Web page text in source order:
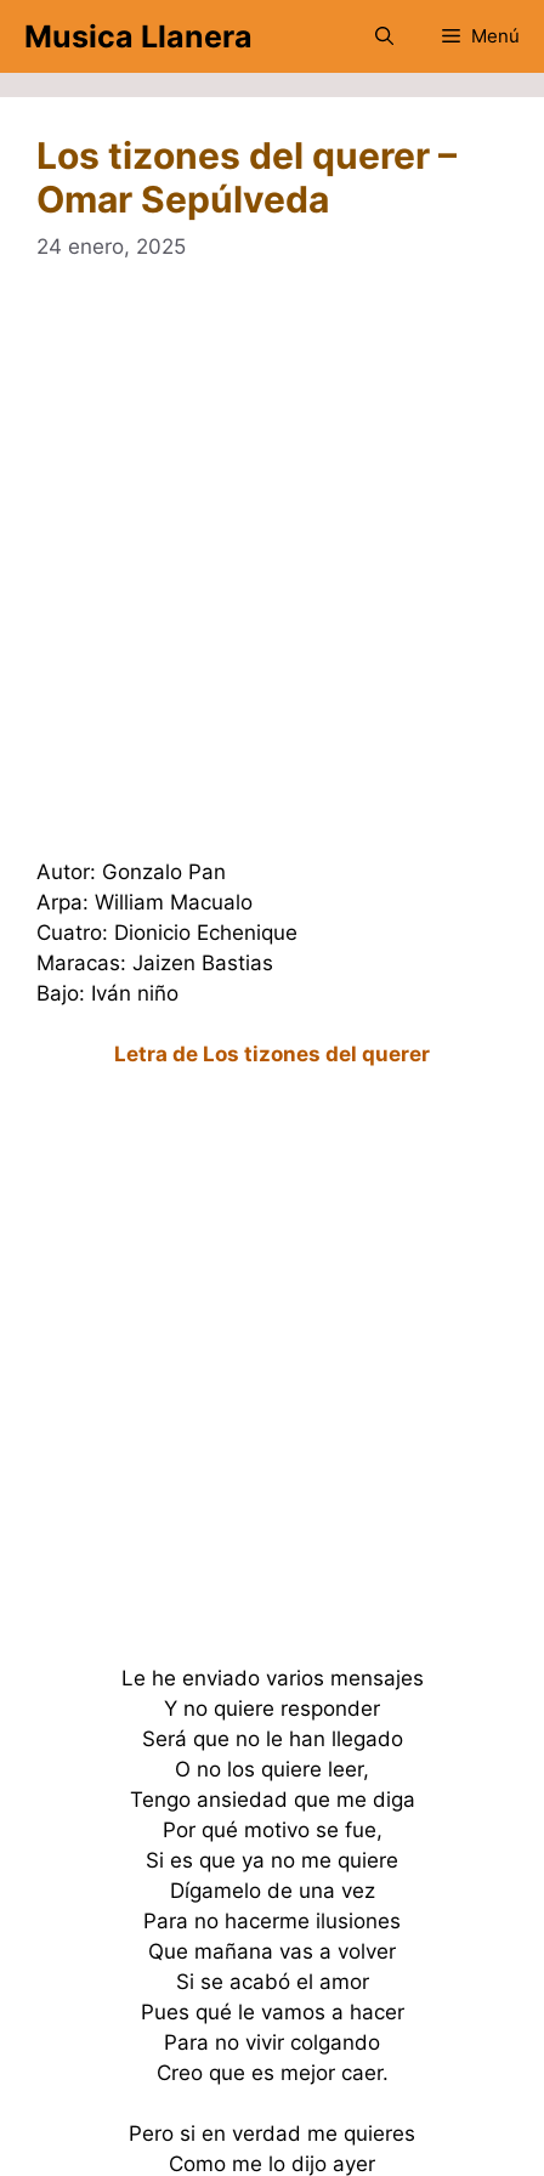
contenido
Musica Llanera Menú
Los tizones del querer –
Omar Sepúlveda
24 enero, 2025
Autor: Gonzalo Pan
Arpa: William Macualo
Cuatro: Dionicio Echenique
Maracas: Jaizen Bastias
Bajo: Iván niño
Letra de Los tizones del querer
Le he enviado varios mensajes
Y no quiere responder
Será que no le han llegado
O no los quiere leer,
Tengo ansiedad que me diga
Por qué motivo se fue,
Si es que ya no me quiere
Dígamelo de una vez
Para no hacerme ilusiones
Que mañana vas a volver
Si se acabó el amor
Pues qué le vamos a hacer
Para no vivir colgando
Creo que es mejor caer.
Pero si en verdad me quieres
Como me lo dijo ayer